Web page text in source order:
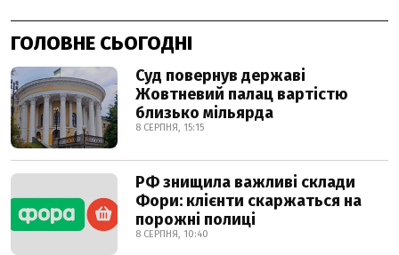
ГОЛОВНЕ СЬОГОДНІ
Суд повернув державі
Жовтневий палац вартістю
близько мільярда
8 СЕРПНЯ, 15:15
РФ знищила важливі склади
Фори: клієнти скаржаться на
порожні полиці
8 СЕРПНЯ, 10:40